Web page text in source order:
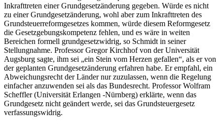
Inkrafttreten einer Grundgesetzänderung gegeben. Würde es nicht
zu einer Grundgesetzänderung, wohl aber zum Inkrafttreten des
Grundsteuerreformgesetzes kommen, würde diesem Reformgesetz
die Gesetzgebungskompetenz fehlen, und es wäre in weiten
Bereichen formell grundgesetzwidrig, so Schmidt in seiner
Stellungnahme. Professor Gregor Kirchhof von der Universität
Augsburg sagte, ihm sei „ein Stein vom Herzen gefallen“, als er von
der geplanten Grundgesetzänderung erfahren habe. Er empfahl, ein
Abweichungsrecht der Länder nur zuzulassen, wenn die Regelung
einfacher anzuwenden sei als das Bundesrecht. Professor Wolfram
Scheffler (Universität Erlangen -Nürnberg) erklärte, wenn das
Grundgesetz nicht geändert werde, sei das Grundsteuergesetz
verfassungswidrig.